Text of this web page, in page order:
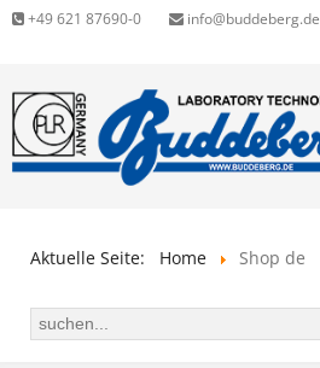
+49 621 87690-0 info@buddeberg.de
Aktuelle Seite: Home Shop de